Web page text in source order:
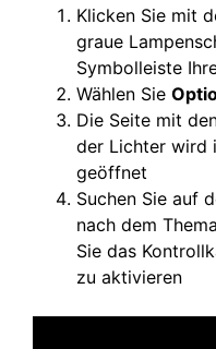
Klicken Sie mit
graue
Symbolleiste
Wählen Sie
Die Seite mit
der Lichter wird
geöffnet
Suchen Sie auf
nach dem Thema
Sie das
zu aktivieren